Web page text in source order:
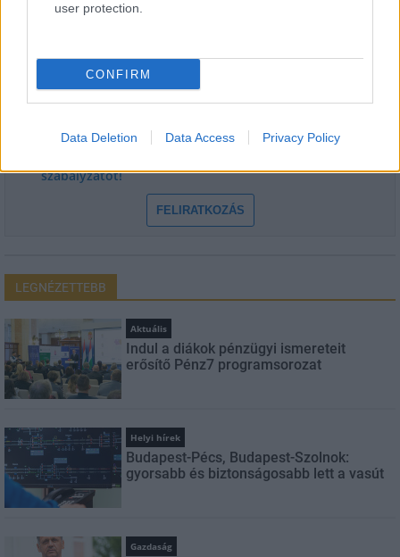
user protection.
CONFIRM
Data Deletion Data Access Privacy Policy
szabályzatot!
FELIRATKOZÁS
LEGNÉZETTEBB
Aktuális
Indul a diákok pénzügyi ismereteit
erősítő Pénz7 programsorozat
Helyi hírek
Budapest-Pécs, Budapest-Szolnok:
gyorsabb és biztonságosabb lett a vasút
Gazdaság